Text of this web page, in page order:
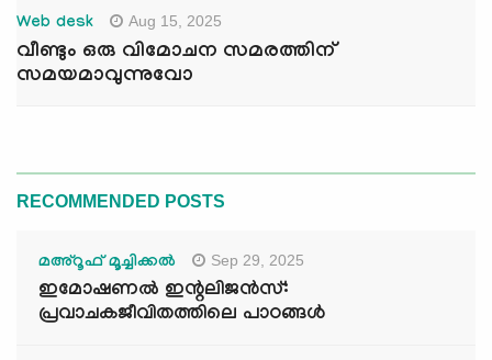
Web desk Aug 15, 2025
വീണ്ടും ഒരു വിമോചന സമരത്തിന്
സമയമാവുന്നുവോ
RECOMMENDED POSTS
മഅ്റൂഫ് മൂച്ചിക്കല്‍ Sep 29, 2025
ഇമോഷണൽ ഇന്റലിജൻസ്:
പ്രവാചകജീവിതത്തിലെ പാഠങ്ങൾ